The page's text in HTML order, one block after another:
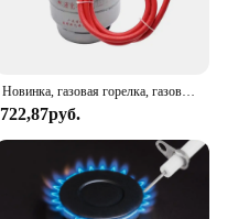
Новинка, газовая горелка, газовая горелка для кемпинга, газовая плита, используется для подключения газового бака для приготовления пищи, кемпинга, уличный инструмент
722,87руб.